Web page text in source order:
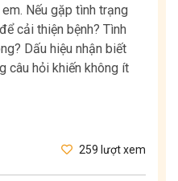
Nếu gặp tình trạng
cải thiện bệnh? Tình
Dấu hiệu nhận biết
câu hỏi khiến không ít
259 lượt xem